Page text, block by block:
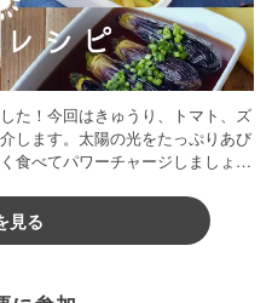
た！今回はきゅうり、トマト、ズ
します。太陽の光をたっぷりあび
食べてパワーチャージしましょう
見る